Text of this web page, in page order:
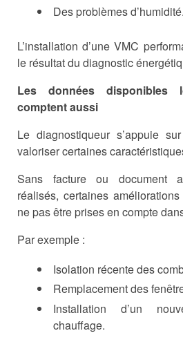
Des problèmes d’humidité.
L’installation d’une VMC
le résultat du diagnostic
Les données disponibles
comptent aussi
Le diagnostiqueur s’appuie
valoriser certaines
Sans facture ou document
réalisés, certaines
ne pas être prises en compte
Par exemple :
Isolation récente des
Remplacement des
Installation d’un
chauffage.